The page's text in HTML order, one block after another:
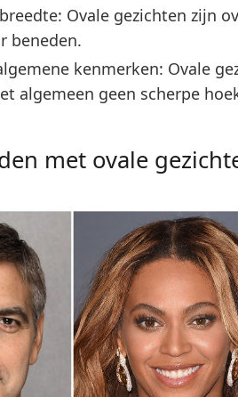
: Ovale gezichten zijn
beneden.
kenmerken: Ovale
algemeen geen scherpe
met ovale